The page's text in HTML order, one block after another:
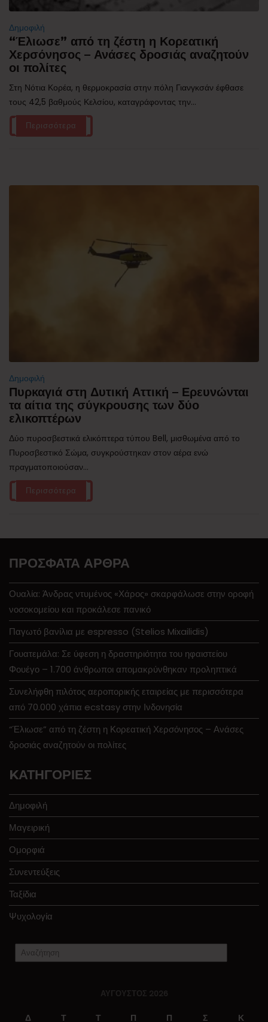
Δημοφιλή
“Έλιωσε” από τη ζέστη η Κορεατική
Χερσόνησος – Ανάσες δροσιάς αναζητούν
οι πολίτες
Στη Νότια Κορέα, η θερμοκρασία στην πόλη Γιανγκσάν έφθασε
τους 42,5 βαθμούς Κελσίου, καταγράφοντας την...
Περισσότερα
Δημοφιλή
Πυρκαγιά στη Δυτική Αττική – Ερευνώνται
τα αίτια της σύγκρουσης των δύο
ελικοπτέρων
Δύο πυροσβεστικά ελικόπτερα τύπου Bell, μισθωμένα από το
Πυροσβεστικό Σώμα, συγκρούστηκαν στον αέρα ενώ
πραγματοποιούσαν...
Περισσότερα
ΠΡΌΣΦΑΤΑ ΆΡΘΡΑ
Ουαλία: Άνδρας ντυμένος «Χάρος» σκαρφάλωσε στην οροφή
νοσοκομείου και προκάλεσε πανικό
Παγωτό βανίλια με espresso (Stelios Mixailidis)
Γουατεμάλα: Σε ύφεση η δραστηριότητα του ηφαιστείου
Φουέγο – 1.700 άνθρωποι απομακρύνθηκαν προληπτικά
Συνελήφθη πιλότος αεροπορικής εταιρείας με περισσότερα
από 70.000 χάπια ecstasy στην Ινδονησία
“Έλιωσε” από τη ζέστη η Κορεατική Χερσόνησος – Ανάσες
δροσιάς αναζητούν οι πολίτες
KΑΤΗΓΟΡΊΕΣ
Δημοφιλή
Μαγειρική
Ομορφιά
Συνεντεύξεις
Ταξίδια
Ψυχολογία
ΑΎΓΟΥΣΤΟΣ 2026
Δ Τ Τ Π Π Σ Κ